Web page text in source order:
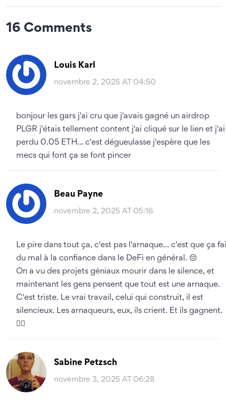
16 Comments
Louis Karl
novembre 2, 2025 AT 04:50
bonjour les gars j'ai cru que j'avais gagné un airdrop
PLGR j'étais tellement content j'ai cliqué sur le lien et j'ai
perdu 0.05 ETH... c'est dégueulasse j'espère que les
mecs qui font ça se font pincer
Beau Payne
novembre 2, 2025 AT 05:16
Le pire dans tout ça, c'est pas l'arnaque... c'est que ça
du mal à la confiance dans le DeFi en général. 😔
On a vu des projets géniaux mourir dans le silence, et
maintenant les gens pensent que tout est une arnaque.
C'est triste. Le vrai travail, celui qui construit, il est
silencieux. Les arnaqueurs, eux, ils crient. Et ils gagnent.
🤦‍♂️
Sabine Petzsch
novembre 3, 2025 AT 06:28